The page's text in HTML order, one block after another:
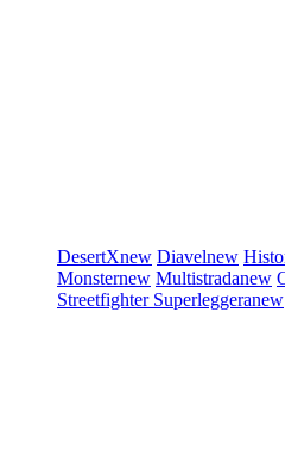
DesertXnew Diavelnew
Monsternew Multistradanew
Streetfighter Superleggeranew